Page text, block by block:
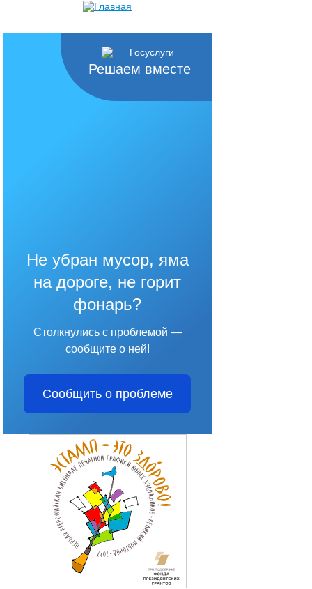
Решаем вместе
Не убран мусор, яма
на дороге, не горит
фонарь?
Столкнулись с проблемой —
сообщите о ней!
Сообщить о проблеме